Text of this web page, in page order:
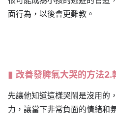
面行為，以後會更難教。
改善發脾氣大哭的方法2.
先讓他知道這樣哭鬧是沒用的
力，讓當下非常負面的情緒和